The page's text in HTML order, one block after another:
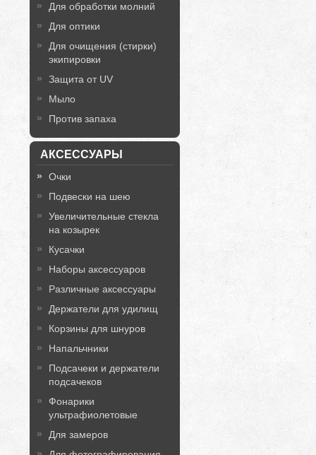
Для обработки молний
Для оптики
Для очищения (стирки)
экипировки
Защита от UV
Мыло
Против запаха
АКСЕССУАРЫ
Очки
Подвески на шею
Увеличительные стекла
на козырек
Кусачки
Наборы аксессуаров
Различные аксессуары
Держатели для удилищ
Корзины для шнуров
Напальчники
Подсачеки и держатели
подсачеков
Фонарики
ультрафиолетовые
Для замеров